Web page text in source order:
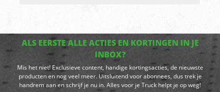
ALS EERSTE ALLE ACTIES EN KORTINGEN IN JE
INBOX?
Mis het niet! Exclusieve content, handige kortingsacties, de nieuwste
producten en nog veel meer. Uitsluitend voor abonnees, dus trek je
handrem aan en schrijf je nu in. Alles voor je Truck helpt je op weg!